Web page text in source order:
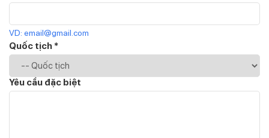
VD: email@gmail.com
Quốc tịch *
Yêu cầu đặc biệt